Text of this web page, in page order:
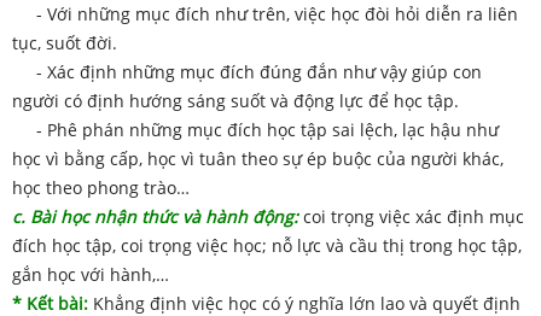
- Với những mục đích như trên, việc học đòi hỏi diễn ra liên
tục, suốt đời.
- Xác định những mục đích đúng đắn như vậy giúp con
người có định hướng sáng suốt và động lực để học tập.
- Phê phán những mục đích học tập sai lệch, lạc hậu như
học vì bằng cấp, học vì tuân theo sự ép buộc của người khác,
học theo phong trào…
c. Bài học nhận thức và hành động: coi trọng việc xác định mục
đích học tập, coi trọng việc học; nỗ lực và cầu thị trong học tập,
gắn học với hành,…
* Kết bài: Khẳng định việc học có ý nghĩa lớn lao và quyết định